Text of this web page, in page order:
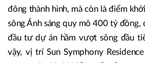
đông thành hình, mà còn là điểm
sông Ánh sáng quy mô 400 tỷ đồng,
đầu tư dự án hầm vượt sông đầu
vậy, vị trí Sun Symphony